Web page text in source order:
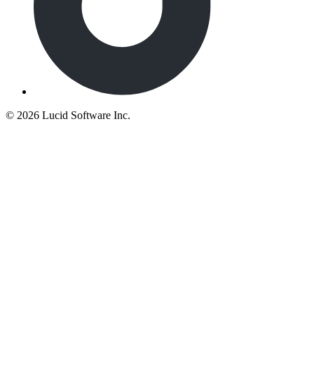
© 2026 Lucid Software Inc.